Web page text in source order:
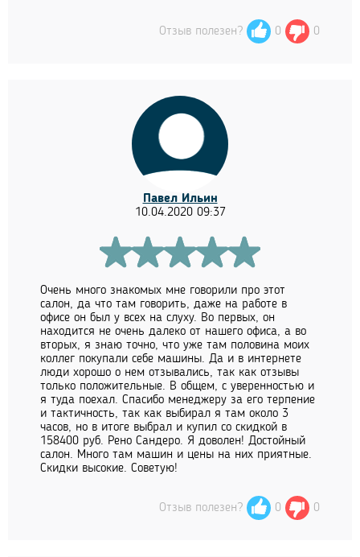
Отзыв полезен? 0 0
Павел Ильин
10.04.2020 09:37
Очень много знакомых мне говорили про этот
салон, да что там говорить, даже на работе в
офисе он был у всех на слуху. Во первых, он
находится не очень далеко от нашего офиса, а во
вторых, я знаю точно, что уже там половина моих
коллег покупали себе машины. Да и в интернете
люди хорошо о нем отзывались, так как отзывы
только положительные. В общем, с уверенностью и
я туда поехал. Спасибо менеджеру за его терпение
и тактичность, так как выбирал я там около 3
часов, но в итоге выбрал и купил со скидкой в
158400 руб. Рено Сандеро. Я доволен! Достойный
салон. Много там машин и цены на них приятные.
Скидки высокие. Советую!
Отзыв полезен? 0 0